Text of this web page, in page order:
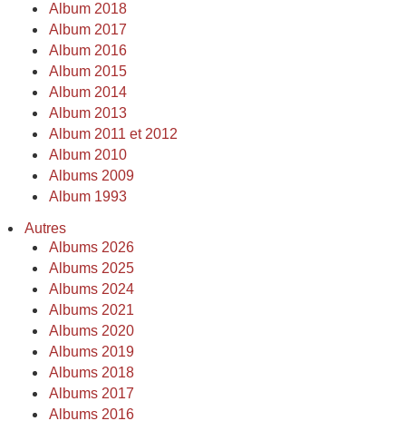
Album 2018
Album 2017
Album 2016
Album 2015
Album 2014
Album 2013
Album 2011 et 2012
Album 2010
Albums 2009
Album 1993
Autres
Albums 2026
Albums 2025
Albums 2024
Albums 2021
Albums 2020
Albums 2019
Albums 2018
Albums 2017
Albums 2016